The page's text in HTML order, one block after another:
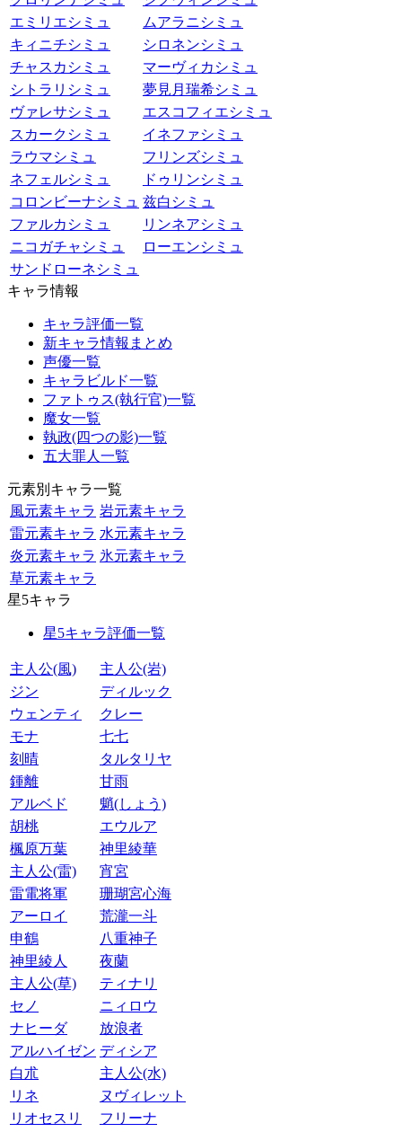
エミリエシミュ
ムアラニシミュ
キィニチシミュ
シロネンシミュ
チャスカシミュ
マーヴィカシミュ
シトラリシミュ
夢見月瑞希シミュ
ヴァレサシミュ
エスコフィエシミュ
スカークシミュ
イネファシミュ
ラウマシミュ
フリンズシミュ
ネフェルシミュ
ドゥリンシミュ
コロンビーナシミュ 兹白シミュ
ファルカシミュ
リンネアシミュ
ニコガチャシミュ
ローエンシミュ
サンドローネシミュ
キャラ情報
キャラ評価一覧
新キャラ情報まとめ
声優一覧
キャラビルド一覧
ファトゥス(執行官)一覧
魔女一覧
執政(四つの影)一覧
五大罪人一覧
元素別キャラ一覧
風元素キャラ 岩元素キャラ
雷元素キャラ 水元素キャラ
炎元素キャラ 氷元素キャラ
草元素キャラ
星5キャラ
星5キャラ評価一覧
主人公(風)
主人公(岩)
ジン
ディルック
ウェンティ
クレー
モナ
七七
刻晴
タルタリヤ
鍾離
甘雨
アルベド
魈(しょう)
胡桃
エウルア
楓原万葉
神里綾華
主人公(雷)
宵宮
雷電将軍
珊瑚宮心海
アーロイ
荒瀧一斗
申鶴
八重神子
神里綾人
夜蘭
主人公(草)
ティナリ
セノ
ニィロウ
ナヒーダ
放浪者
アルハイゼン ディシア
白朮
主人公(水)
リネ
ヌヴィレット
リオセスリ
フリーナ